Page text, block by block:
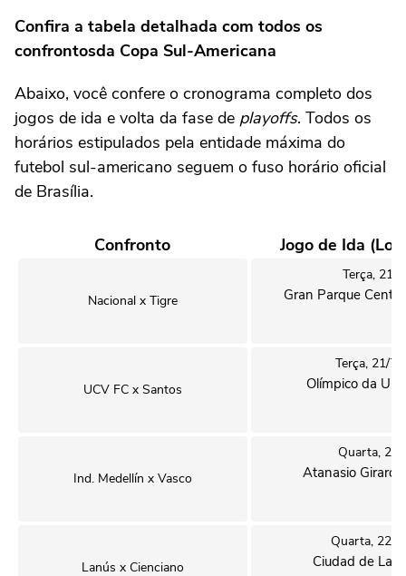
Confira a tabela detalhada com todos os
confrontosda Copa Sul-Americana
Abaixo, você confere o cronograma completo dos
jogos de ida e volta da fase de playoffs. Todos os
horários estipulados pela entidade máxima do
futebol sul-americano seguem o fuso horário oficial
de Brasília.
Confronto Jogo de Ida
Nacional x Tigre
Terça, 21/
Gran Parque
UCV FC x Santos
Terça, 21/7,
Olímpico da
Ind. Medellín x Vasco
Quarta, 22/
Atanasio
Lanús x Cienciano
Quarta, 22/
Ciudad de